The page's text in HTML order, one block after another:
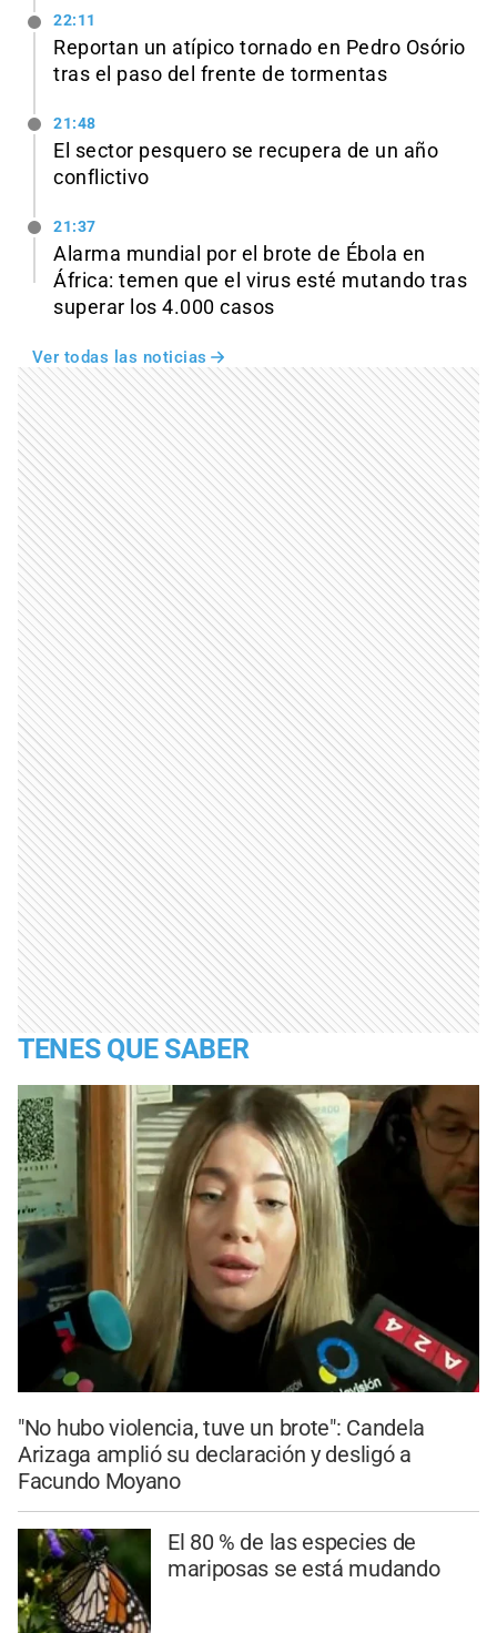
22:11
Reportan un atípico tornado en Pedro Osório
tras el paso del frente de tormentas
21:48
El sector pesquero se recupera de un año
conflictivo
21:37
Alarma mundial por el brote de Ébola en
África: temen que el virus esté mutando tras
superar los 4.000 casos
Ver todas las noticias
TENES QUE SABER
"No hubo violencia, tuve un brote": Candela
Arizaga amplió su declaración y desligó a
Facundo Moyano
El 80 % de las especies de
mariposas se está mudando